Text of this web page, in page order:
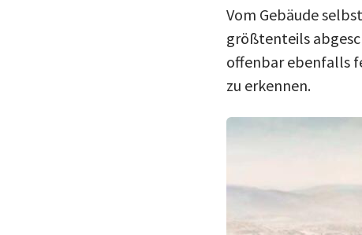
Vom Gebäude
größtenteils
offenbar ebenfalls
zu erkennen.